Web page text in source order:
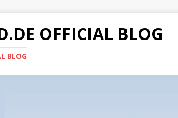
OFFICIAL BLOG
BLOG